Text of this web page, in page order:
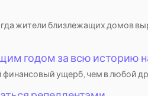
жители близлежащих домов
годом за всю историю
ущерб, чем в любой